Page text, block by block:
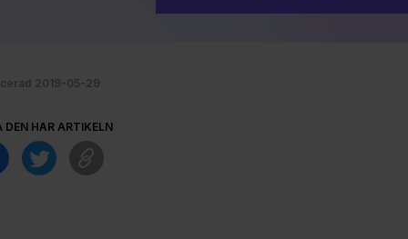
2019-05-29
DEN HÄR ARTIKELN